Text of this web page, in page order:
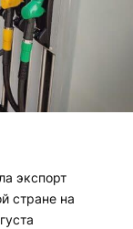
экспорт
стране на